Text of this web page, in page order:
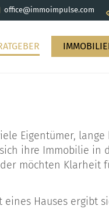
office@immoimpulse.com
Eigentümer, lange
ihre Immobilie in
möchten Klarheit
Hauses ergibt